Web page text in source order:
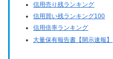
信用売り残ランキング
信用買い残ランキング100
信用倍率ランキング
大量保有報告書【開示速報】